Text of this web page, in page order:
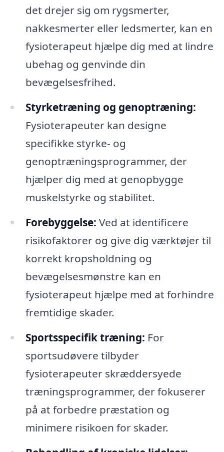
det drejer sig om rygsmerter,
nakkesmerter eller ledsmerter, kan en
fysioterapeut hjælpe dig med at lindre
ubehag og genvinde din
bevægelsesfrihed.
Styrketræning og genoptræning:
Fysioterapeuter kan designe
specifikke styrke- og
genoptræningsprogrammer, der
hjælper dig med at genopbygge
muskelstyrke og stabilitet.
Forebyggelse: Ved at identificere
risikofaktorer og give dig værktøjer til
korrekt kropsholdning og
bevægelsesmønstre kan en
fysioterapeut hjælpe med at forhindre
fremtidige skader.
Sportsspecifik træning: For
sportsudøvere tilbyder
fysioterapeuter skræddersyede
træningsprogrammer, der fokuserer
på at forbedre præstation og
minimere risikoen for skader.